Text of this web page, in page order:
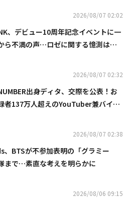
2026/08/07 02:02
、デビュー10周年記念イベントに一
ら不満の声…ロゼに関する憶測は否
2026/08/07 02:32
出身ディタ、交際を公表！お
者137万人超えのYouTuber兼バイオ
2026/08/07 02:38
BTSが不参加表明の「グラミー
まで…素直な考えを明らかに
2026/08/06 09:15